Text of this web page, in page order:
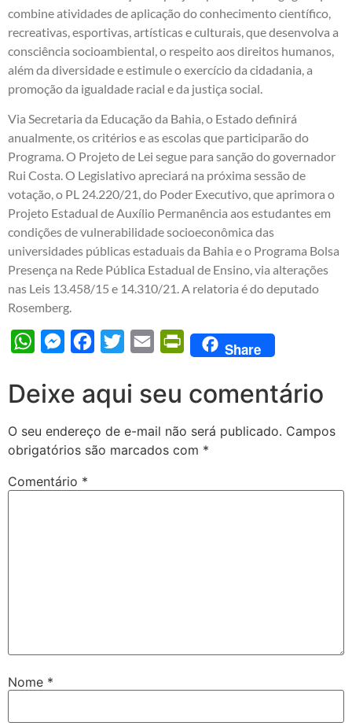
combine atividades de aplicação do conhecimento científico,
recreativas, esportivas, artísticas e culturais, que desenvolva a
consciência socioambiental, o respeito aos direitos humanos,
além da diversidade e estimule o exercício da cidadania, a
promoção da igualdade racial e da justiça social.
Via Secretaria da Educação da Bahia, o Estado definirá
anualmente, os critérios e as escolas que participarão do
Programa. O Projeto de Lei segue para sanção do governador
Rui Costa. O Legislativo apreciará na próxima sessão de
votação, o PL 24.220/21, do Poder Executivo, que aprimora o
Projeto Estadual de Auxílio Permanência aos estudantes em
condições de vulnerabilidade socioeconômica das
universidades públicas estaduais da Bahia e o Programa Bolsa
Presença na Rede Pública Estadual de Ensino, via alterações
nas Leis 13.458/15 e 14.310/21. A relatoria é do deputado
Rosemberg.
WhatsAppMessengerFacebook
Twitter Email PrintFriendly
Share
Deixe aqui seu comentário
O seu endereço de e-mail não será publicado. Campos
obrigatórios são marcados com *
Comentário *
Nome *